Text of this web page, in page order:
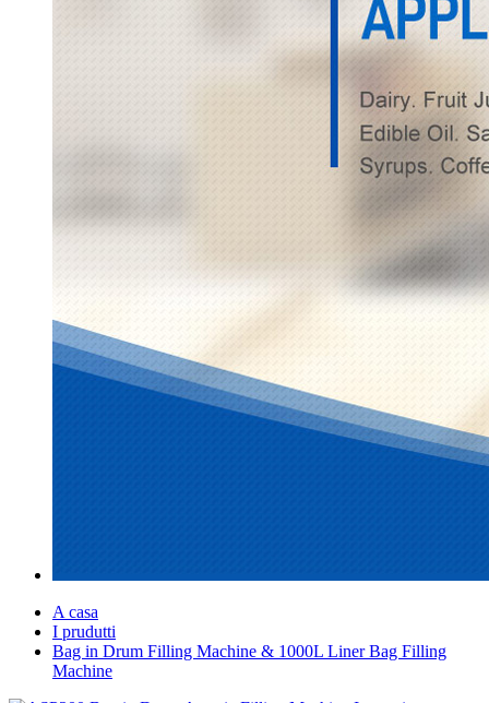
A casa
I prudutti
Bag in Drum Filling Machine & 1000L Liner Bag Filling
Machine